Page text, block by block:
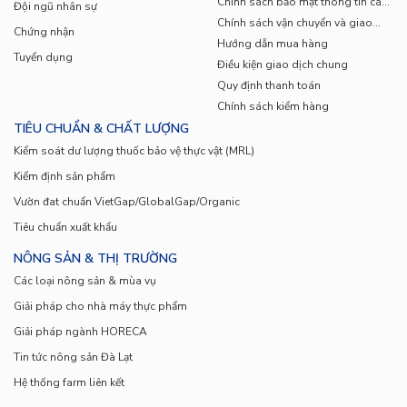
xà lách và hành Paro giúp bữa tiệc lẩu nướng
trở nên chuẩn vị nhà hàng ngay tại nhà.
Thành phần rau củ giàu
vitamin A, C, K cùng chất chống oxy hóa giúp
tăng cường đề kháng, đẹp da và tốt cho tim
mạch.
trọn combo rau củ tươi sạch, đủ cho bữa tiệc 4–
6 người, không cần mất thời gian chọn mua lẻ
từng loại.
Combo Gia Đình – Rau Lẩu & Nướng 385K
Đội ngũ nhân sự
Chứng nhận
Tuyển dụng
nhân
Chính sách vận chuyển và giao
nhận
Hướng dẫn mua hàng
Điều kiện giao dịch chung
Quy định thanh toán
Chính sách kiểm hàng
TIÊU CHUẨN & CHẤT LƯỢNG
Kiểm soát dư lượng thuốc bảo vệ thực vật (MRL)
Kiểm định sản phẩm
Vườn đat chuẩn VietGap/GlobalGap/Organic
Tiêu chuẩn xuất khẩu
NÔNG SẢN & THỊ TRƯỜNG
Các loại nông sản & mùa vụ
Giải pháp cho nhà máy thực phẩm
Giải pháp ngành HORECA
Tin tức nông sản Đà Lạt
Hệ thống farm liên kết